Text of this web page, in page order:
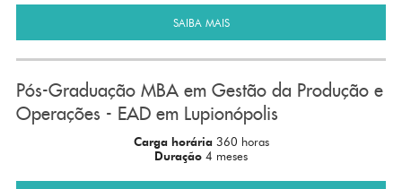
SAIBA MAIS
Pós-Graduação MBA em Gestão da Produção e
Operações - EAD em Lupionópolis
Carga horária 360 horas
Duração 4 meses